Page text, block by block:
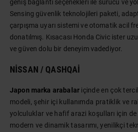
geniş bağlantı seçenekleri ile sürücü ve
Sensing güvenlik teknolojileri paketi,
çarpışma uyarı sistemi ve otomatik acil
donatılmış. Kısacası Honda Civic ister
ve güven dolu bir deneyim vadediyor.
NISSAN / QASHQAI
Japon marka arabalar içinde en çok
modeli, şehir içi kullanımda pratiklik ve
yolculuklar ve hafif arazi koşulları için
modern ve dinamik tasarımı, yenilikçi